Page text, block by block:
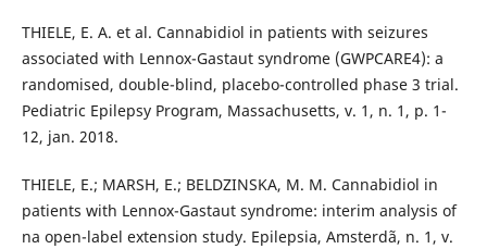
THIELE, E. A. et al. Cannabidiol in patients with seizures
associated with Lennox-Gastaut syndrome (GWPCARE4): a
randomised, double-blind, placebo-controlled phase 3 trial.
Pediatric Epilepsy Program, Massachusetts, v. 1, n. 1, p. 1-
12, jan. 2018.
THIELE, E.; MARSH, E.; BELDZINSKA, M. M. Cannabidiol in
patients with Lennox-Gastaut syndrome: interim analysis of
na open-label extension study. Epilepsia, Amsterdã, n. 1, v.